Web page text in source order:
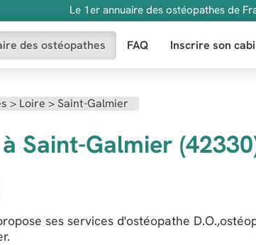
Le 1er annuaire des ostéopathes de
des ostéopathes FAQ Inscrire son
> Loire >Saint-Galmier
Saint-Galmier
ses services d'ostéopathe